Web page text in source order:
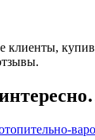
клиенты,